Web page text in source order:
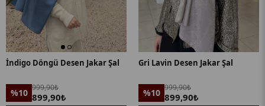
İndigo Döngü Desen Jakar Şal
%10 999,90₺
899,90₺
Gri Lavin Desen Jakar Şal
%10 999,90₺
899,90₺